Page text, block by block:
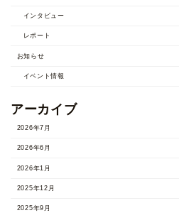
インタビュー
レポート
お知らせ
イベント情報
アーカイブ
2026年7月
2026年6月
2026年1月
2025年12月
2025年9月